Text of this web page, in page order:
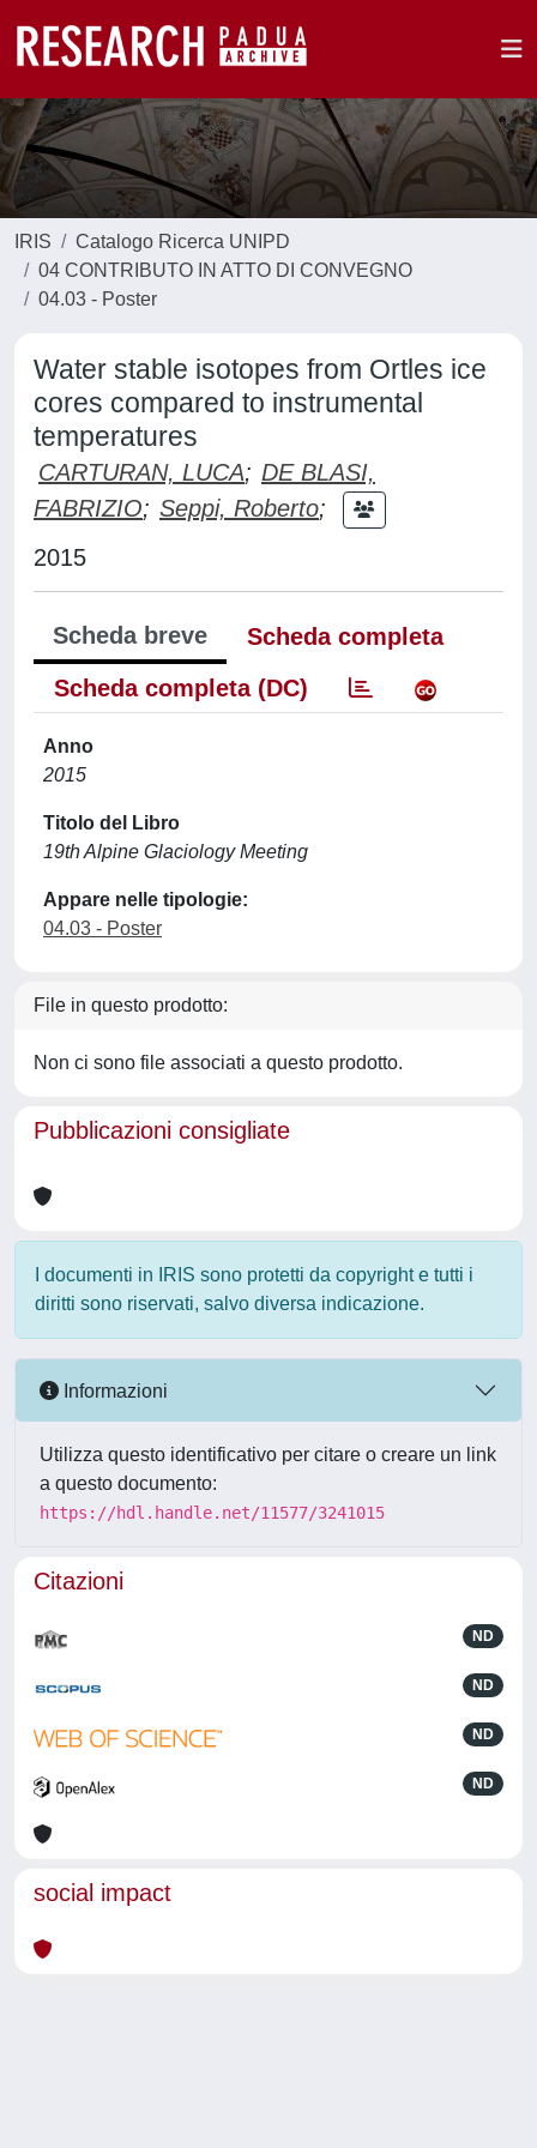
IRIS
Catalogo Ricerca UNIPD
04 CONTRIBUTO IN ATTO DI CONVEGNO
04.03 - Poster
Water stable isotopes from Ortles ice
cores compared to instrumental
temperatures
CARTURAN, LUCA; DE BLASI,
FABRIZIO; Seppi, Roberto;
2015
Scheda breve
Scheda completa
Scheda completa (DC)
Anno
2015
Titolo del Libro
19th Alpine Glaciology Meeting
Appare nelle tipologie:
04.03 - Poster
File in questo prodotto:
Non ci sono file associati a questo prodotto.
Pubblicazioni consigliate
I documenti in IRIS sono protetti da copyright e tutti i
diritti sono riservati, salvo diversa indicazione.
Informazioni
Utilizza questo identificativo per citare o creare un link
a questo documento:
https://hdl.handle.net/11577/3241015
Citazioni
ND
ND
ND
ND
social impact